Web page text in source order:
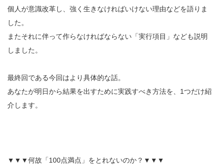
個人が意識改革し、強く生きなければいけない理由などを語りま
した。
またそれに伴って作らなければならない「実行項目」なども説明
しました。
最終回である今回はより具体的な話。
あなたが明日から結果を出すために実践すべき方法を、1つだけ紹
介します。
▼▼▼何故「100点満点」をとれないのか？▼▼▼